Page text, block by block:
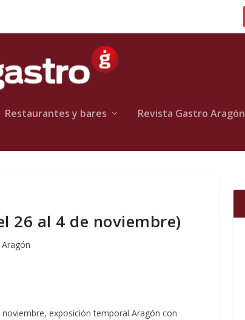
Restaurantes y bares Revista Gastro Aragón
26 al 4 de noviembre)
exposición temporal Aragón con